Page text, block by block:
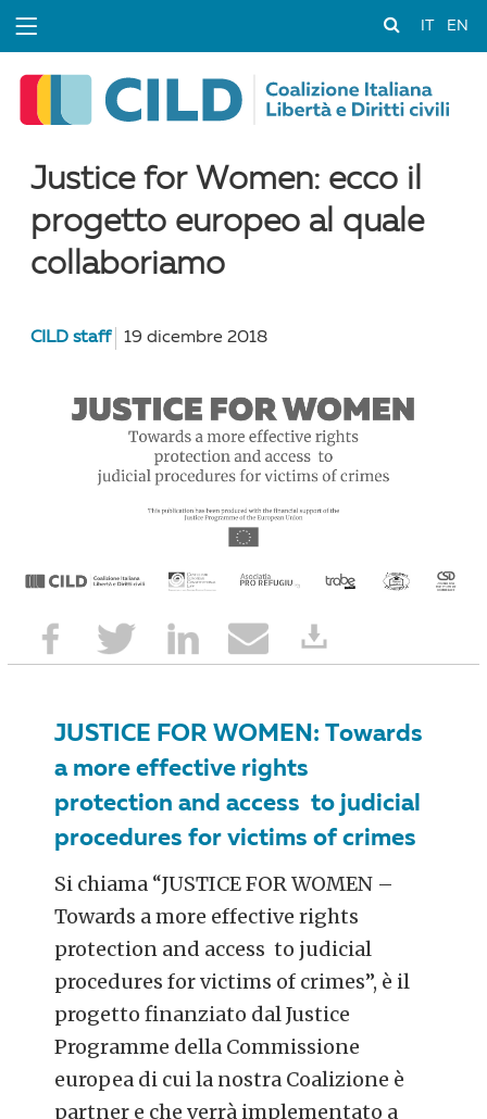
EN
Justice for Women: ecco il
progetto europeo al quale
collaboriamo
CILD staff 19 dicembre 2018
JUSTICE FOR WOMEN: Towards
a more effective rights
protection and access to judicial
procedures for victims of crimes
Si chiama “JUSTICE FOR WOMEN –
Towards a more effective rights
protection and access to judicial
procedures for victims of crimes”, è il
progetto finanziato dal Justice
Programme della Commissione
europea di cui la nostra Coalizione è
partner e che verrà implementato a